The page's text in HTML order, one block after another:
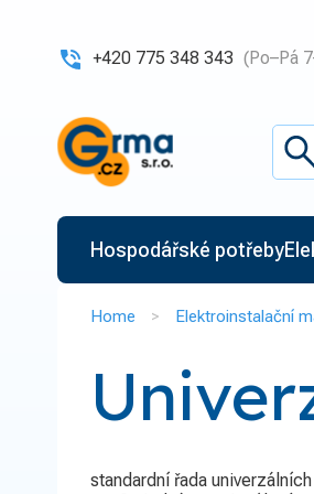
+420 775 348 343 (Po–Pá
Hospodářské potřeby
Home Elektroinstalační
standardní řada